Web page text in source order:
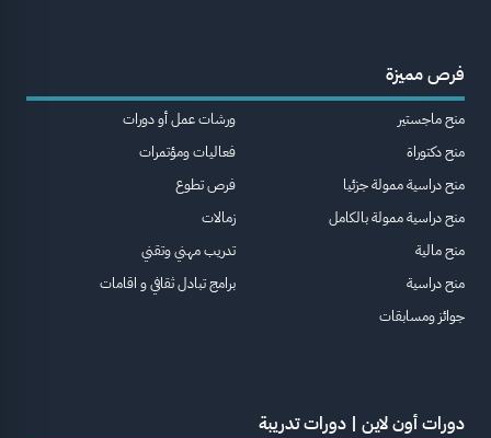
فرص مميزة
منح ماجستير
منح دكتوراة
منح دراسية ممولة جزئيا
منح دراسية ممولة بالكامل
منح مالية
منح دراسية
جوائز ومسابقات
ورشات عمل أو دورات
فعاليات ومؤتمرات
فرص تطوع
زمالات
تدريب مهني وتقني
برامج تبادل ثقافي و اقامات
دورات أون لاين | دورات تدريبة